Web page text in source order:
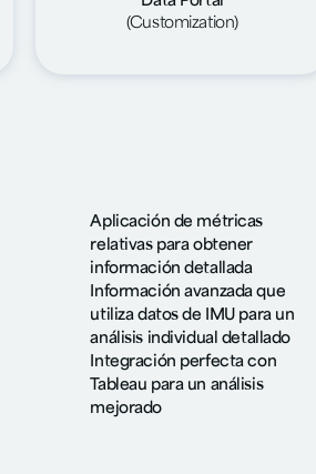
(Customization)
Aplicación de métricas
relativas para obtener
información detallada
Información avanzada que
utiliza datos de IMU para un
análisis individual detallado
Integración perfecta con
Tableau para un análisis
mejorado